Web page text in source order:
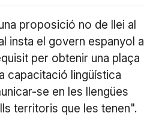
proposició no de llei al
insta el govern espanyol a
per obtenir una plaça
capacitació lingüística
se en les llengües
territoris que les tenen".